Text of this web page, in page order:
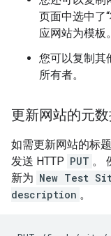
页面中选中了
应网站为模板。
您可以复制其
所有者。
更新网站的元
如需更新网站的标
发送 HTTP PUT 。
新为 New Test
description 。